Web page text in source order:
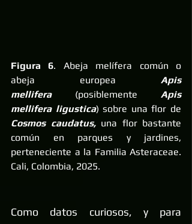
Figura 6. Abeja melífera común o
abeja europea Apis
mellifera (posiblemente Apis
mellifera ligustica
Cosmos caudatus, una flor bastante
común en parques y jardines,
perteneciente a la Familia Asteraceae.
Cali, Colombia, 2025.
Como datos curiosos, y para